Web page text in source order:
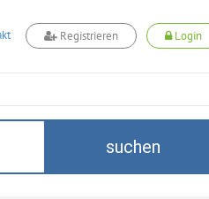
Registrieren Login
suchen